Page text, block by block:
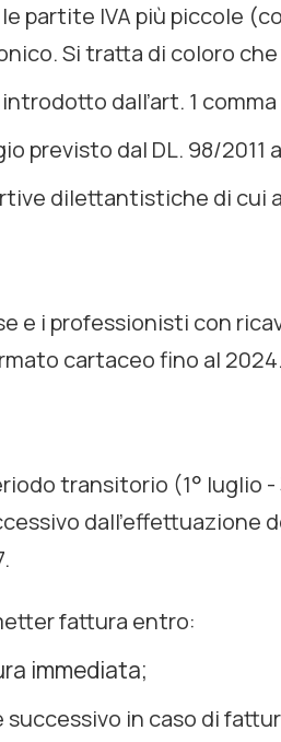
partite IVA più piccole (
Si tratta di coloro
dall’art. 1 comma
previsto dal DL. 98/2011
dilettantistiche di cui
e i professionisti con
cartaceo fino al
transitorio (1° luglio
dall’effettuazione
fattura entro:
immediata;
successivo in caso di